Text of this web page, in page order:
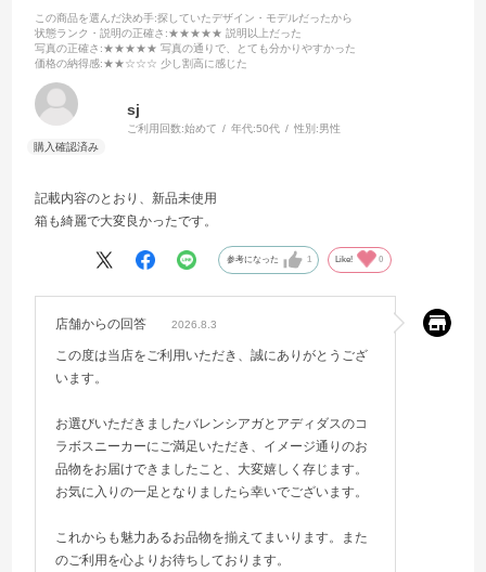
この商品を選んだ決め手:探していたデザイン・モデルだったから
状態ランク・説明の正確さ :★★★★★ 説明以上だった
写真の正確さ :★★★★★ 写真の通りで、とても分かりやすかった
価格の納得感:★★☆☆☆ 少し割高に感じた
sj
ご利用回数:始めて 年代:50代 性別:男性
記載内容のとおり、新品未使用
箱も綺麗で大変良かったです。
参考になった 1 Like! 0
店舗からの回答 2026.8.3
この度は当店をご利用いただき、誠にありがとうござ
います。
お選びいただきましたバレンシアガとアディダスのコ
ラボスニーカーにご満足いただき、イメージ通りのお
品物をお届けできましたこと、大変嬉しく存じます。
お気に入りの一足となりましたら幸いでございます。
これからも魅力あるお品物を揃えてまいります。また
のご利用を心よりお待ちしております。